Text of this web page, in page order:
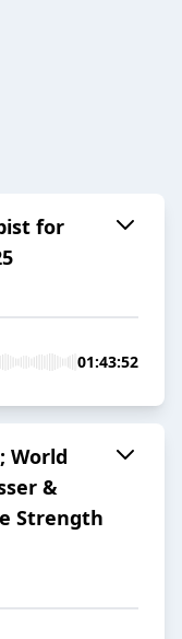
for
01:43:52
World
&
Strength